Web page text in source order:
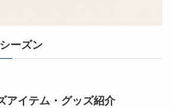
ーズン
アイテム・グッズ紹介